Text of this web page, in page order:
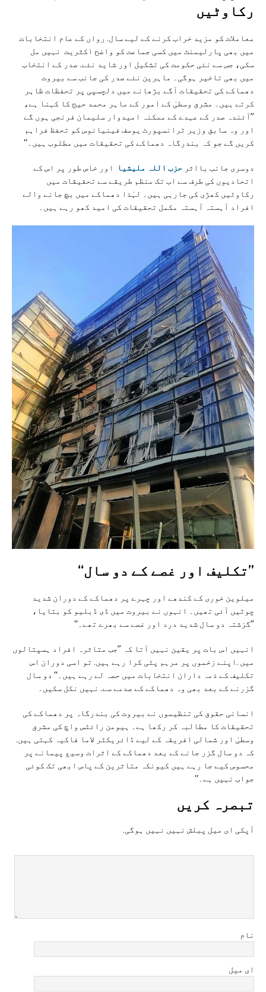
رکاوٹیں
معاملات کو مزید خراب کرنے کے لیے سال. رواں کے عام انتخابات
میں بھی پارلیمنٹ میں کسی جماعت کو واضح اکثریت نہیں مل
سکی، جس سے نئی حکومت کی تشکیل اور شاید نئے. صدر کے انتخاب
میں بھی تاخیر ہوگی۔ ماہرین نئے صدر کی جانب سے بیروت
دھماکے کی تحقیقات آگے بڑھانے میں دلچسپی پر تحفظات ظاہر
کرتے ہیں۔ مشرق وسطیٰ کے امور کے ماہر محمد حیج کا کہنا ہے،
”آئندہ صدر کے عہدے کے ممکنہ امیدوار سلیمان فرنجی ہوں گے
اور وہ سابق وزیر ٹرانسپورٹ یوسف فینیانوس کو تحفظ فراہم
کریں گے جو کہ بندرگاہ دھماکے کی تحقیقات میں مطلوب ہیں۔‘‘
دوسری جانب بااثر حزب اللہ ملیشیا
اور خاص طور پر اس کے
اتحادیوں کی طرف سے اب تک منظم طریقے سے تحقیقات میں
رکاوٹیں کھڑی کی جارہی ہیں۔ لہٰذا دھماکے میں بچ جانے والے
افراد آہستہ آہستہ مکمل تحقیقات کی امید کھو رہے ہیں۔
”تکلیف اور غصے کے دو سال‘‘
میلوین خوری کے کندھے اور چہرے پر دھماکے کے دوران شدید
چوٹیں آئی تھیں۔ انہوں نے بیروت میں ڈی ڈبلیو کو بتایا،
”گزشتہ دو سال شدید درد اور غصے سے بھرے تھے۔‘‘
انہیں اس بات پر یقین نہیں آتا کہ ”جب متاثرہ افراد ہسپتالوں
میں .اپنے زخموں پر مرہم پٹی کرا رہے ہیں. تو اسی دوران اس
تکلیف کے ذمہ داران انتخابات میں حصہ لے رہے ہیں۔‘‘ دو سال
گزرنے کے بعد بھی وہ دھماکے کے صدمے سے. نہیں نکل سکیں۔
انسانی حقوق کی تنظیموں نے بیروت کی بندرگاہ پر دھماکے کی
تحقیقات کا مطالبہ کر رکھا ہے۔ ہیومن رائٹس واچ کی مشرق
وسطیٰ اور شمالی افریقہ کے لیے ڈائریکٹر لاما فاکیہ کہتی ہیں.
کہ دو سال گزر جانے کے بعد دھماکے کے اثرات وسیع پیمانے پر
محسوس کیے جا رہے ہیں کیونکہ متاثرین کے پاس ابھی تک کوئی
جواب نہیں ہے۔‘‘
تبصرہ کريں
آپکی ای ميل پبلش نہيں نہيں ہوگی.
نام
ای میل